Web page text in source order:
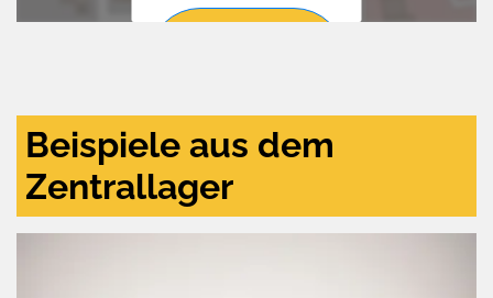
Beispiele aus dem
Zentrallager